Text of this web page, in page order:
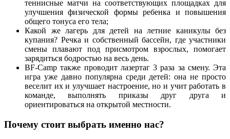
теннисные матчи на соответствующих площадках для
улучшения физической формы ребенка и повышения
общего тонуса его тела;
Какой же лагерь для детей на летние каникулы без
купания? Речка и собственный бассейн, где участники
смены плавают под присмотром взрослых, помогает
зарядиться бодростью на весь день.
BF-Camp также проводит лазертаг 3 раза за смену. Эта
игра уже давно популярна среди детей: она не просто
веселит их и улучшает настроение, но и учит работать в
команде, выполнять приказы друг друга и
ориентироваться на открытой местности.
Почему стоит выбрать именно нас?